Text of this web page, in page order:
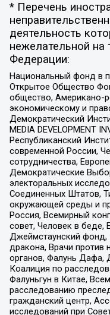
* Перечень
деятельность
нежелательной на
Федерации:
Национальный фонд в
Открытое Общество
общество, Американо-
экономическому и
Демократический
MEDIA DEVELOPMENT
Республиканский
современной России,
сотрудничества,
Демократические
электоральных
Соединенных Штатов,
окружающей среды и
Россия, Всемирный
совет, Человек в
Джеймстаунский
дракона, Врачи против
органов, Фалунь Дафа,
Коалиция по
Фалуньгун в Китае,
расследованию
гражданский центр,
исследований при